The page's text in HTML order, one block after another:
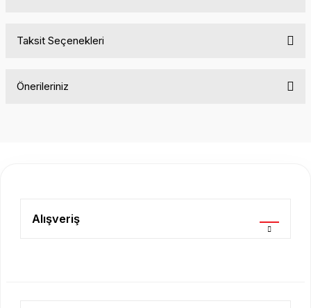
Taksit Seçenekleri
Önerileriniz
Ürün açıklamasında eksik bilgiler bulunuyor.
Alışveriş